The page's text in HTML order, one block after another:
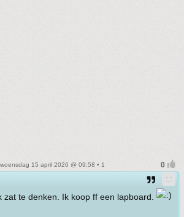
woensdag 15 april 2026 @ 09:58 • 1
zat te denken. Ik koop ff een lapboard.